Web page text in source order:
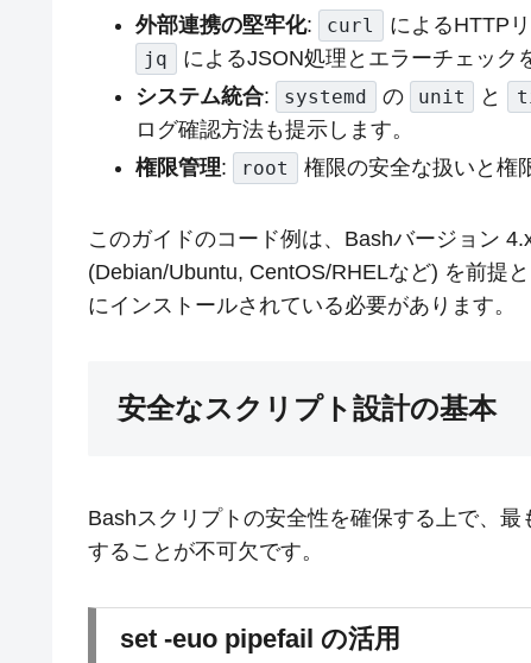
外部連携の堅牢化: curl によるHTTP
jq
によるJSON処理とエラーチェック
システム統合: systemd の unit と
ログ確認方法も提示します。
権限管理: root 権限の安全な扱いと権
このガイドのコード例は、Bashバージョン
(Debian/Ubuntu, CentOS/RHELなど) を前提と
にインストールされている必要があります。
安全なスクリプト設計の基本
Bashスクリプトの安全性を確保する上で、
することが不可欠です。
set -euo pipefail の活用